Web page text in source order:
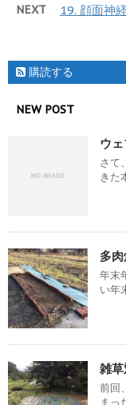
NEXT 19. 顔面神
購読する
NEW POST
ウ
さて
きた
多
年末
い年
雑草
前回
まっ